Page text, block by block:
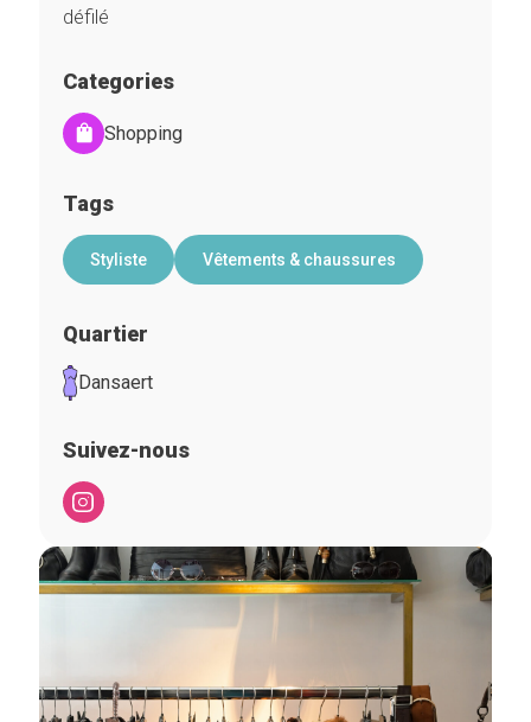
défilé
Categories
Shopping
Tags
Styliste Vêtements & chaussures
Quartier
Dansaert
Suivez-nous